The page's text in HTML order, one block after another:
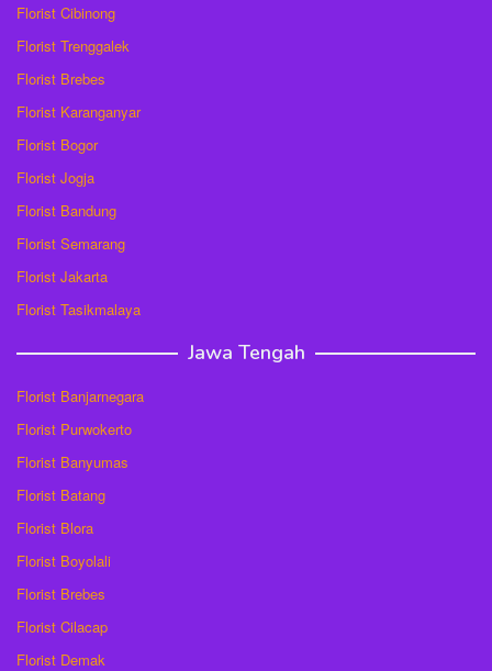
Florist Cibinong
Florist Trenggalek
Florist Brebes
Florist Karanganyar
Florist Bogor
Florist Jogja
Florist Bandung
Florist Semarang
Florist Jakarta
Florist Tasikmalaya
Jawa Tengah
Florist Banjarnegara
Florist Purwokerto
Florist Banyumas
Florist Batang
Florist Blora
Florist Boyolali
Florist Brebes
Florist Cilacap
Florist Demak